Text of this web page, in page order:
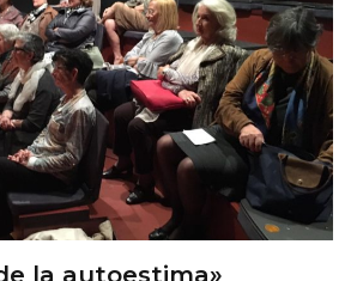
la autoestima»